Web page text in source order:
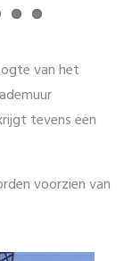
van het
tevens een
voorzien van